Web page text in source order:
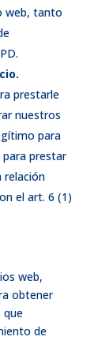
web, tanto
prestarle
nuestros
para
prestar
relación
el art. 6 (1)
web,
obtener
que
de